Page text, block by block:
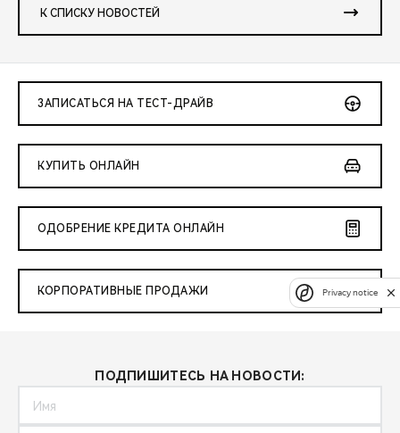
К СПИСКУ НОВОСТЕЙ
ЗАПИСАТЬСЯ НА ТЕСТ-ДРАЙВ
КУПИТЬ ОНЛАЙН
ОДОБРЕНИЕ КРЕДИТА ОНЛАЙН
КОРПОРАТИВНЫЕ ПРОДАЖИ
ПОДПИШИТЕСЬ НА НОВОСТИ:
Privacy notice